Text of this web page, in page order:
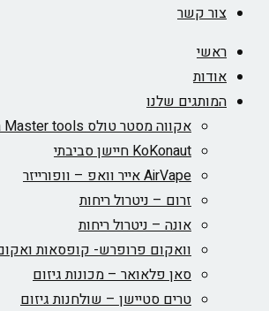
צור קשר
ראשי
אודות
המותגים שלנו
אקווה מסטר טולס Aqua Master tools
KoKonaut חיישן סביבתי
AirVape אייר וואפ – וופורייזר
זרום – ניטרול ריחות
אונה – ניטרול ריחות
וואקום פרופרש- קופסאות
סאן פלאואר – מכונות גיזום
טרים סטיישן – שולחנות גיזום